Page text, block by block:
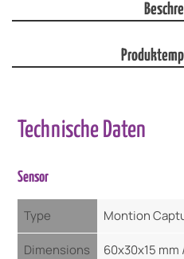
Technische Daten
Sensor
Type Montion
Dimensions 60x30x15 mm